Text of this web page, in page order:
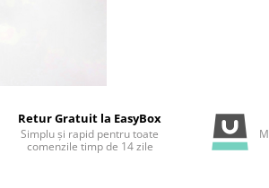
Retur Gratuit la EasyBox
Simplu și rapid pentru toate
comenzile timp de 14 zile